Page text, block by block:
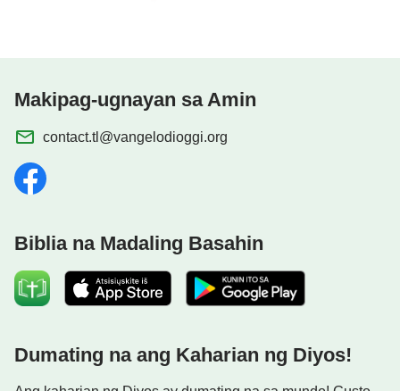
Ang salita ng Diyos lamang ang nagbibigay ng
buhay sa tao.
Tanging ang Kanyang salita
itinuturo ang paraan ng pagsasagawa.
Ito'y mas totoo sa Kapanahunan ng Kaharian.
Makipag-ugnayan sa Amin
contact.tl@vangelodioggi.org
Biblia na Madaling Basahin
Dumating na ang Kaharian ng Diyos!